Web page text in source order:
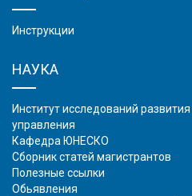
Инструкции
НАУКА
Институт исследований
управления
Кафедра ЮНЕСКО
Сборник статей магистрантов
Полезные ссылки
Обьявления